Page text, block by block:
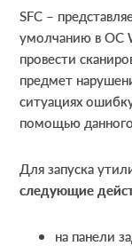
SFC –
умолчанию в ОС
провести
предмет
ситуациях
помощью
Для запуска
следующие
на панели